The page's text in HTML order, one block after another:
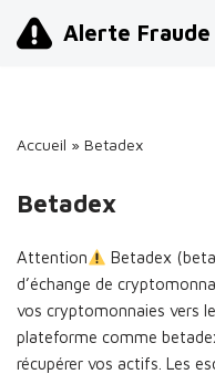
Alerte Fraude
Accueil » Betadex
Betadex
Attention
Betadex
d’échange de
vos cryptomonnaies vers
plateforme comme
récupérer vos actifs. Les